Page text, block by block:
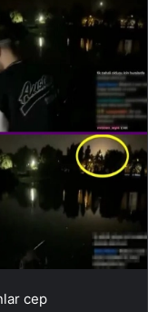
cep